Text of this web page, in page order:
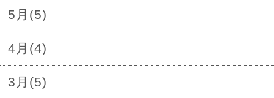
5月(5)
4月(4)
3月(5)